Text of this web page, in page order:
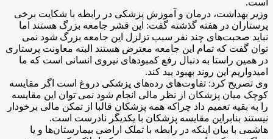
است.
وزیر بهداشت، درمان و آموزش پزشکی در رابطه با شکایت برخی
پرستاران در هفته گذشته گفت: این قشر جامعه بزرگ هستند اما
نباید صحبت‌های چند نفر سبب تزلزل این جامعه بزرگ شود نمی
توان گفت که تمام این جامعه معترض هستند البته معاونت پرستاری
در همین راستا به دنبال رفع کمبودهای نیروی انسانی است که ما
امیدواریم این روند بهبود پید کند.
وی تصریح کرد: تفاوت‌های رده‌های پزشکی دروغ است اگر مقایسه
کوچک میان پزشکان از نظر مالی انجام شود نمی توان این مقایسه
را به بقیه تعمیم داد چراکه همه پزشکان قالبا از تمکن مالی برخودار
نیستند بنابراین مقایسه پزشکان با یکدیگر نادرست است.
هاشمی با بیان اینکه در رابطه با تملک اراضی بیمارستان‌ها و یا